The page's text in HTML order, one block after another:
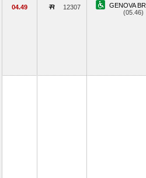
04.49 12307
GENOVA
(05.46)